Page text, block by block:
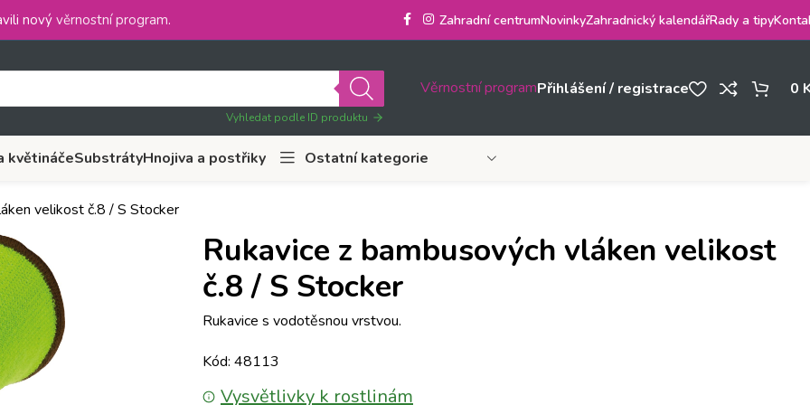
nový věrnostní program. Zahradní centrumNovinkyZahradnický kalendářRady a tipy
Vyhledat podle ID produktu
Věrnostní programPřihlášení / registrace 0
květináčeSubstrátyHnojiva a postřiky Ostatní kategorie
velikost č.8 / S Stocker
Rukavice z bambusových vláken velikost
č.8 / S Stocker
Rukavice s vodotěsnou vrstvou.
Kód: 48113
Vysvětlivky k rostlinám